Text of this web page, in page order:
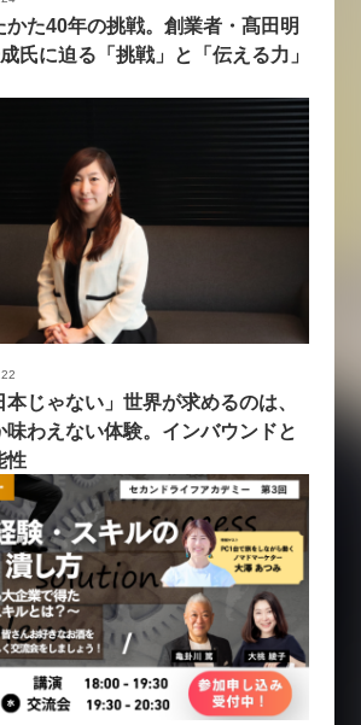
かた40年の挑戦。創業者・髙田明
氏に迫る「挑戦」と「伝える力」
本じゃない」世界が求めるのは、
味わえない体験。インバウンドと
性